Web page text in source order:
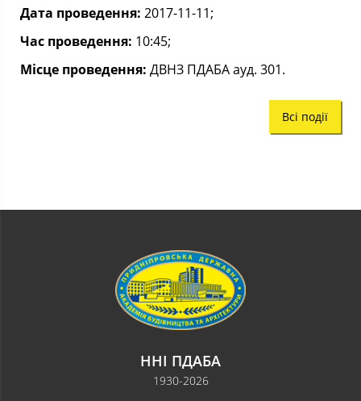
Дата проведення: 2017-11-11;
Час проведення: 10:45;
Місце проведення: ДВНЗ ПДАБА ауд. 301.
Всі події
ННІ ПДАБА
1930-2026